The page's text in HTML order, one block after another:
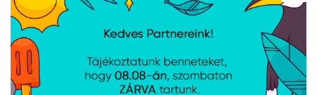
csatlakozási
felületek
Kábelezés típusa
Teljesen
moduláris